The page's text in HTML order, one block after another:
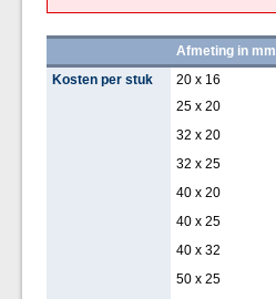
Afmeting in mm
Kosten per stuk
20 x 16
25 x 20
32 x 20
32 x 25
40 x 20
40 x 25
40 x 32
50 x 25